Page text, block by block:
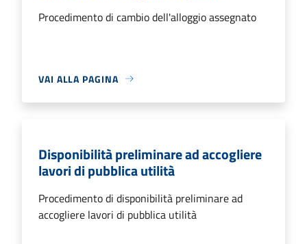
Procedimento di cambio dell'alloggio assegnato
VAI ALLA PAGINA
Disponibilità preliminare ad accogliere
lavori di pubblica utilità
Procedimento di disponibilità preliminare ad
accogliere lavori di pubblica utilità